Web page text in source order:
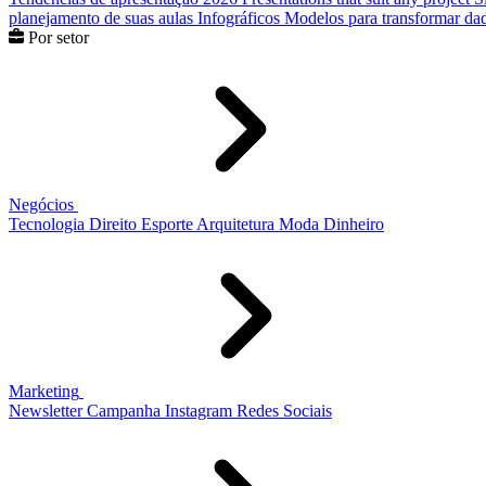
planejamento de suas aulas Infográficos Modelos para transformar
Por setor
Negócios
Tecnologia Direito Esporte Arquitetura Moda Dinheiro
Marketing
Newsletter Campanha Instagram Redes Sociais